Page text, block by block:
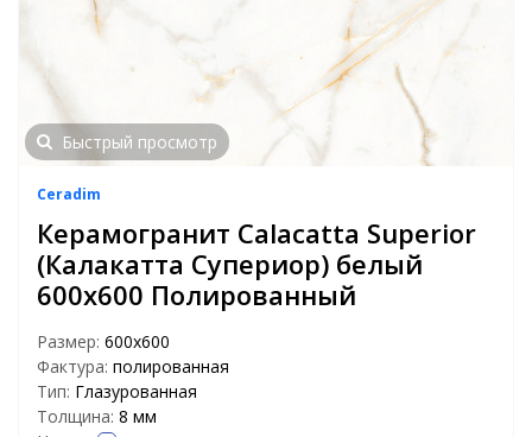
Быстрый просмотр
Ceradim
Керамогранит Calacatta Superior
(Калакатта Супериор) белый
600х600 Полированный
Размер: 600x600
Фактура: полированная
Тип: Глазурованная
Толщина: 8 мм